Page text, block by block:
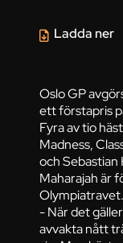
Oslo GP
ett förstapris
Fyra av tio
Madness,
och Sebastian
Maharajah är
Olympiatravet.
- När det
avvakta nått
Ladda ner